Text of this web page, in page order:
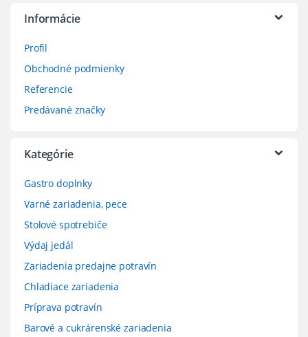
Informácie
Profil
Obchodné podmienky
Referencie
Predávané značky
Kategórie
Gastro doplnky
Varné zariadenia, pece
Stolové spotrebiče
Výdaj jedál
Zariadenia predajne potravín
Chladiace zariadenia
Príprava potravín
Barové a cukrárenské zariadenia